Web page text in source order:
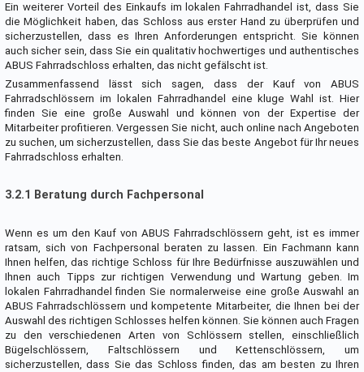
Ein weiterer Vorteil des Einkaufs im lokalen Fahrradhandel ist, dass Sie
die Möglichkeit haben, das Schloss aus erster Hand zu überprüfen und
sicherzustellen, dass es Ihren Anforderungen entspricht. Sie können
auch sicher sein, dass Sie ein qualitativ hochwertiges und authentisches
ABUS Fahrradschloss erhalten, das nicht gefälscht ist.
Zusammenfassend lässt sich sagen, dass der Kauf von ABUS
Fahrradschlössern im lokalen Fahrradhandel eine kluge Wahl ist. Hier
finden Sie eine große Auswahl und können von der Expertise der
Mitarbeiter profitieren. Vergessen Sie nicht, auch online nach Angeboten
zu suchen, um sicherzustellen, dass Sie das beste Angebot für Ihr neues
Fahrradschloss erhalten.
3.2.1 Beratung durch Fachpersonal
Wenn es um den Kauf von ABUS Fahrradschlössern geht, ist es immer
ratsam, sich von Fachpersonal beraten zu lassen. Ein Fachmann kann
Ihnen helfen, das richtige Schloss für Ihre Bedürfnisse auszuwählen und
Ihnen auch Tipps zur richtigen Verwendung und Wartung geben. Im
lokalen Fahrradhandel finden Sie normalerweise eine große Auswahl an
ABUS Fahrradschlössern und kompetente Mitarbeiter, die Ihnen bei der
Auswahl des richtigen Schlosses helfen können. Sie können auch Fragen
zu den verschiedenen Arten von Schlössern stellen, einschließlich
Bügelschlössern, Faltschlössern und Kettenschlössern, um
sicherzustellen, dass Sie das Schloss finden, das am besten zu Ihren